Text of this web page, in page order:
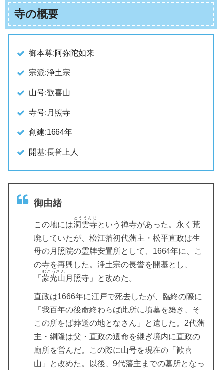
寺の概要
御本尊:阿弥陀如来
宗派:浄土宗
山号:歓喜山
寺号:月照寺
創建:1664年
開基:長誉上人
御由緒
この地には洞雲寺
とううんじ
という禅寺があった。永く荒
廃していたが、松江藩初代藩主・松平直政は生
母の月照院の霊牌安置所として、1664年に、こ
の寺を再興した。浄土宗の長誉を開基とし、
「 蒙光山
むこうさん
月照寺」と改めた。
直政は1666年に江戸で死去したが、臨終の際に
「我百年の後命終わらば此所に墳墓を築き、そ
この所をば葬送の地となさん」と遺した。2代藩
主・綱隆は父・直政の遺命を継ぎ境内に直政の
廟所を営んだ。この際に山号を現在の「歓喜
山」と改めた。以後、9代藩主までの墓所となっ